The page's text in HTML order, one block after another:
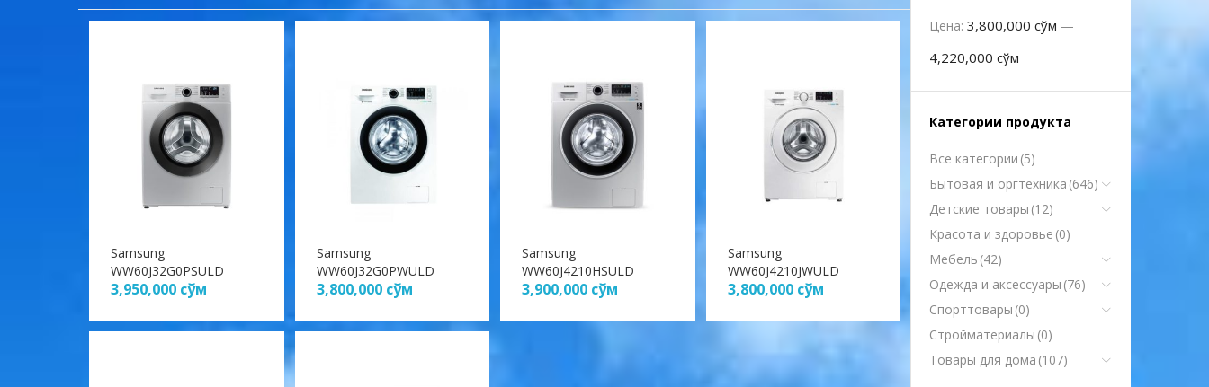
Цена:3,800,000 сўм —
4,220,000 сўм
Категории продукта
Все категории (5)
Бытовая и оргтехника (646)
Детские товары (12)
Красота и здоровье (0)
Мебель (42)
Одежда и аксессуары (76)
Спорттовары (0)
Стройматериалы (0)
Товары для дома (107)
Samsung
WW60J32G0PSULD
3,950,000 сўм
Samsung
WW60J32G0PWULD
3,800,000 сўм
Samsung
WW60J4210HSULD
3,900,000 сўм
Samsung
WW60J4210JWULD
3,800,000 сўм